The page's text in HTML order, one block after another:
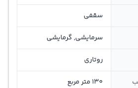
سقفی
سرمایشی, گرمایشی
روتاری
130 متر مربع